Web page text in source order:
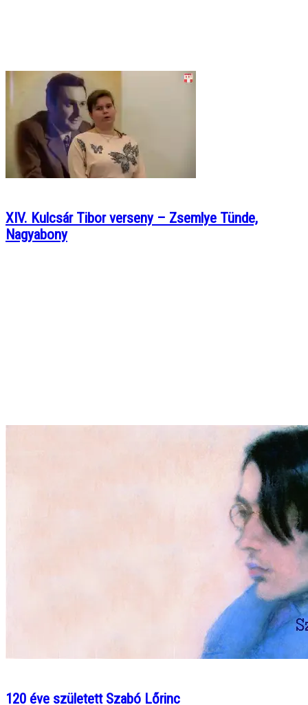
XIV. Kulcsár Tibor verseny – Zsemlye Tünde,
Nagyabony
120 éve született Szabó Lőrinc